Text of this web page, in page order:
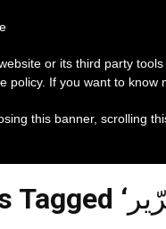
or its third party
policy. If you want to
this banner, scrolling